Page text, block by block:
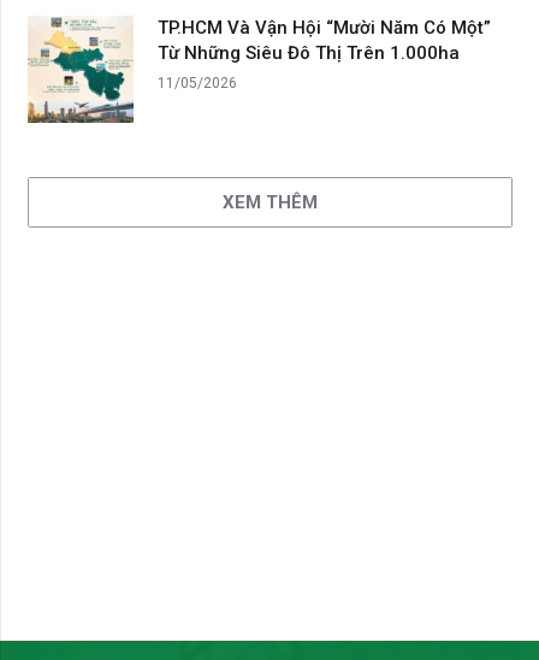
TP.HCM Và Vận Hội “Mười Năm Có Một”
Từ Những Siêu Đô Thị Trên 1.000ha
11/05/2026
XEM THÊM